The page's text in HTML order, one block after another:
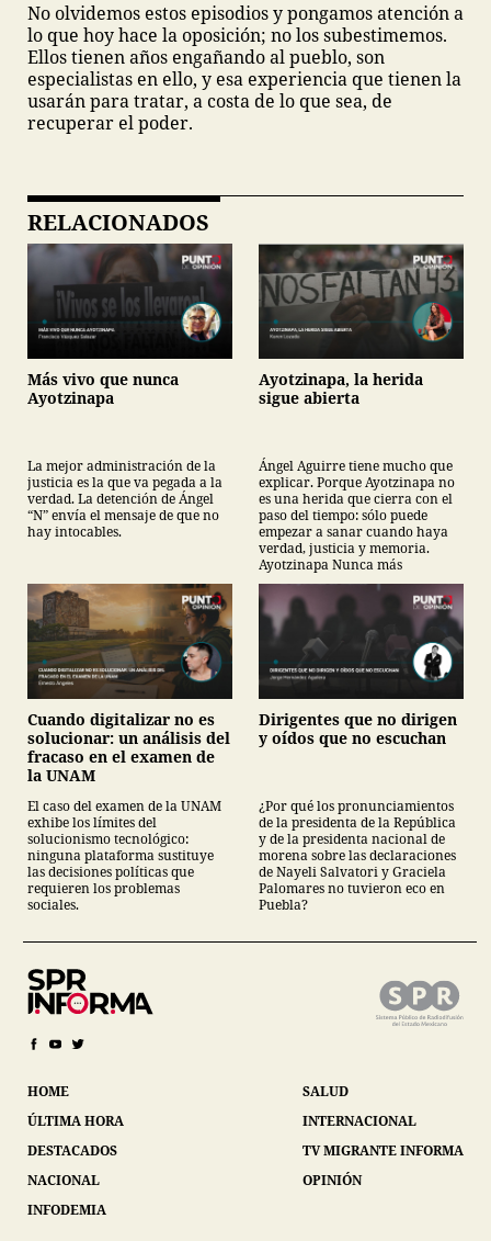
No olvidemos estos episodios y pongamos atención a
lo que hoy hace la oposición; no los subestimemos.
Ellos tienen años engañando al pueblo, son
especialistas en ello, y esa experiencia que tienen la
usarán para tratar, a costa de lo que sea, de
recuperar el poder.
RELACIONADOS
Más vivo que nunca
Ayotzinapa
La mejor administración de la
justicia es la que va pegada a la
verdad. La detención de Ángel
“N” envía el mensaje de que no
hay intocables.
Ayotzinapa, la herida
sigue abierta
Ángel Aguirre tiene mucho que
explicar. Porque Ayotzinapa no
es una herida que cierra con el
paso del tiempo: sólo puede
empezar a sanar cuando haya
verdad, justicia y memoria.
Ayotzinapa Nunca más
Cuando digitalizar no es
solucionar: un análisis del
fracaso en el examen de
la UNAM
El caso del examen de la UNAM
exhibe los límites del
solucionismo tecnológico:
ninguna plataforma sustituye
las decisiones políticas que
requieren los problemas
sociales.
Dirigentes que no dirigen
y oídos que no escuchan
¿Por qué los pronunciamientos
de la presidenta de la República
y de la presidenta nacional de
morena sobre las declaraciones
de Nayeli Salvatori y Graciela
Palomares no tuvieron eco en
Puebla?
HOME
ÚLTIMA HORA
DESTACADOS
NACIONAL
INFODEMIA
SALUD
INTERNACIONAL
TV MIGRANTE INFORMA
OPINIÓN